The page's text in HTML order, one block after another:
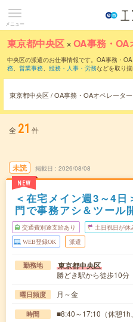
メニュー
東京都中央区 ×OA事務・
中央区の派遣のお仕事情報です。OA事務・OA
務、 営業事務、 総務・人事・労務などを取り揃
東京都中央区 / OA事務・OAオペレーター
全 21 件
未読
NEW
掲載日 2026/08/08
＜在宅メイン週3～4
門で事務アシ＆ツール
交通費別途支給あり 土日祝日が休
WEB登録OK 派遣
勤務地 東京都中央区
勝どき駅から徒歩10分
曜日頻度 月～金
時間 ■8:40～17:10（休憩1h